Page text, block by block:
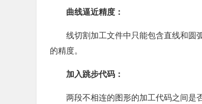
曲线逼近精度：
线切割加工文件中只能包含直线和圆
的精度。
加入跳步代码：
两段不相连的图形的加工代码之间是